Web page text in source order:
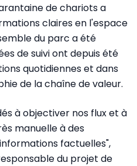
de chariots a
claires en l'espace
du parc a été
de suivi ont depuis été
quotidiennes et dans
de la chaîne de valeur.
à objectiver nos flux et à
manuelle à des
factuelles",
du projet de